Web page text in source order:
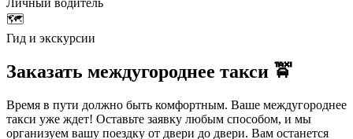
Личный водитель
🗺️
Гид и экскурсии
Заказать междугороднее такси 🚖
Время в пути должно быть комфортным. Ваше междугороднее
такси уже ждет! Оставьте заявку любым способом, и мы
организуем вашу поездку от двери до двери. Вам останется